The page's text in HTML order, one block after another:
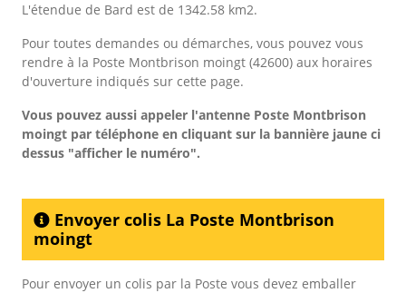
L'étendue de Bard est de 1342.58 km2.
Pour toutes demandes ou démarches, vous pouvez vous
rendre à la Poste Montbrison moingt (42600) aux horaires
d'ouverture indiqués sur cette page.
Vous pouvez aussi appeler l'antenne Poste Montbrison
moingt par téléphone en cliquant sur la bannière jaune ci
dessus "afficher le numéro".
Envoyer colis La Poste Montbrison
moingt
Pour envoyer un colis par la Poste vous devez emballer